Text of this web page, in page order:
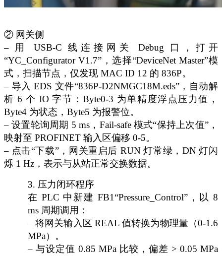
② 网关侧
– 用 USB-C 线连接网关 Debug 口，打开
“YC_Configurator V1.7”，选择“DeviceNet Master”模
式，扫描节点，仅发现 MAC ID 12 的 836P。
– 导入 EDS 文件“836P-D2NMGC18M.eds”，自动解
析 6 个 IO 字节：Byte0-3 为单精度浮点压力值，
Byte4 为状态，Byte5 为报警位。
– 设置轮询周期 5 ms，Fail-safe 模式“保持上次值”，
映射至 PROFINET 输入区偏移 0-5。
– 点击“下载”，网关重启后 RUN 灯常绿，DN 灯闪
烁 1 Hz，表示与从站正常交换数据。
3. 压力闭环程序
在 PLC 中新建 FB1“Pressure_Control”，以 8
ms 周期调用：
– 将网关输入区 REAL 值转换为物理量（0-1.6
MPa）。
– 与设定值 0.85 MPa 比较，偏差 > 0.05 MPa